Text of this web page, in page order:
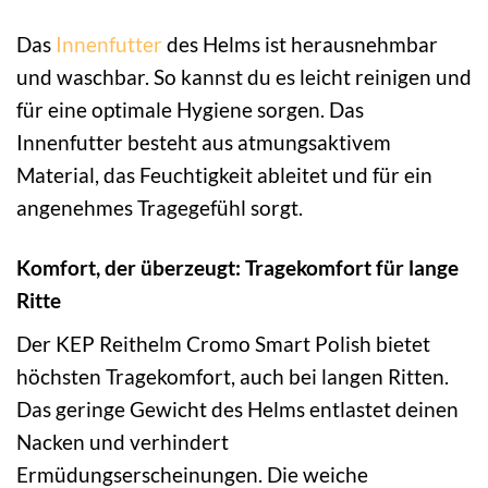
Das Innenfutter des Helms ist herausnehmbar
und waschbar. So kannst du es leicht reinigen und
für eine optimale Hygiene sorgen. Das
Innenfutter besteht aus atmungsaktivem
Material, das Feuchtigkeit ableitet und für ein
angenehmes Tragegefühl sorgt.
Komfort, der überzeugt: Tragekomfort für lange
Ritte
Der KEP Reithelm Cromo Smart Polish bietet
höchsten Tragekomfort, auch bei langen Ritten.
Das geringe Gewicht des Helms entlastet deinen
Nacken und verhindert
Ermüdungserscheinungen. Die weiche